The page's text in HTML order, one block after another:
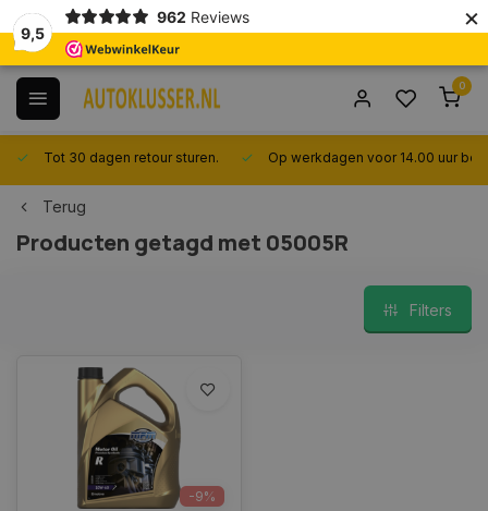
9,5
962 Reviews ×
0
Tot 30 dagen retour sturen. Op werkdagen voor 14.00 uur
Terug
Producten getagd met 05005R
Filters
-9%